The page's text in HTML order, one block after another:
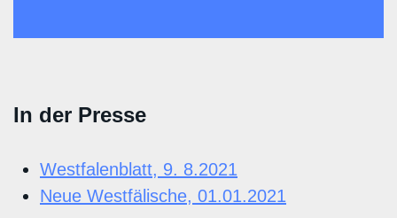
In der Presse
Westfalenblatt, 9. 8.2021
Neue Westfälische, 01.01.2021